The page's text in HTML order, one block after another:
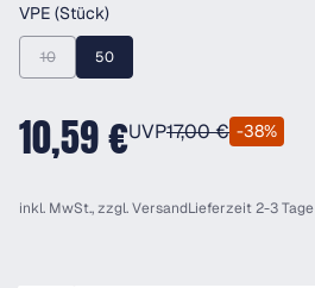
VPE (Stück)auswählen
10(Diese Option ist zurzeit nicht verfügbar.)
50
10,59 €UVP17,00 € -38%
inkl. MwSt., zzgl.VersandLieferzeit 2-3 Tage